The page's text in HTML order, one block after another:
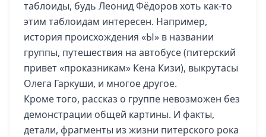
таблоиды, будь Леонид Фёдоров хоть как-то
этим таблоидам интересен. Например,
история происхождения «Ы» в названии
группы, путешествия на автобусе (питерский
привет «проказникам» Кена Кизи), выкрутасы
Олега Гаркуши, и многое другое.
Кроме того, рассказ о группе невозможен без
демонстрации общей картины. И факты,
детали, фрагменты из жизни питерского рока